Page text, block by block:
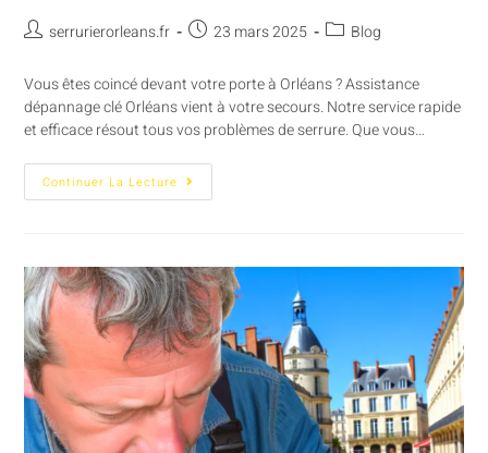
serrurierorleans.fr 23 mars 2025 Blog
Vous êtes coincé devant votre porte à Orléans ? Assistance
dépannage clé Orléans vient à votre secours. Notre service rapide
et efficace résout tous vos problèmes de serrure. Que vous…
Continuer La Lecture